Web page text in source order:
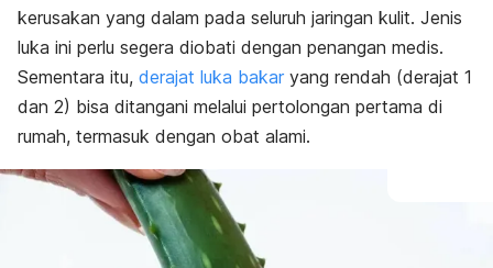
kerusakan yang dalam pada seluruh jaringan kulit. Jenis
luka ini perlu segera diobati dengan penangan medis.
Sementara itu, derajat luka bakar yang rendah (derajat 1
dan 2) bisa ditangani melalui pertolongan pertama di
rumah, termasuk dengan obat alami.